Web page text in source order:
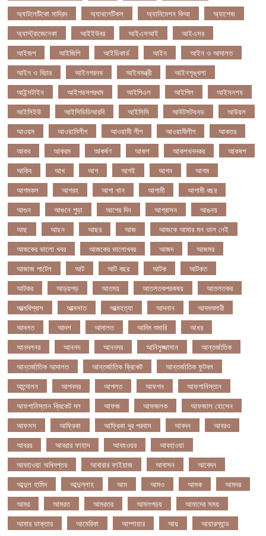
অ্যাটলেটিকো মাদ্রিদ
অ্যাথলেটিকস অ্যানিমেশন কিআ
অ্যাশেজ
অ্যাস্ট্রাজেনেকা
আইইউবর আইএসআই
আইএসর
আইজপ
আইজিপি আইডিকার্ড আইন
আইন ও আদালত
আইন ও বিচার
আইনগরনথ আইনমন্ত্রী
আইনশৃঙ্খলা
আইন্সটাইন
আইপডসপরথম আইপিএল আইপিল
আইসনশয
আইসিইউ
আইসিডিডিআরবি আইসিসি আউটসটযনড
আউয়ল
আওয়ম
আওয়ামিলীগ আওয়ামী লীগ আওয়ামীলীগ
আকতর
আকব
আকরম আকর্ষণ আকশ আকশখনদকর
আকষপ
আকিব
আখ আগ আগই আগন
আগম
আগমকল
আগরহ আগা খান আগামী
আগামী বছর
আগুন
আগুনে পুড়া আগের দিন আগ্রাসন
আঙনয়
আছ
আছন আছর আজ
আজকে আমার মন ভাল নেই
আজকের ভালো খবর
আজকের ভালোখবর আজদ
আজমর
আজাজ পাটেল
আট আট বছর আটক
আটকত
আটকর
আড়য়পড় আতময় আতলতকপরকষয়
আতলতকর
আত্মবিশ্বাস
আত্মসাত আত্মহত্যা আদনান
আদমশুমারী
আদলত
আদশ আদালত আদিম শুমারি
আধর
আনদলনর
আননদ আননদর আনিসুজ্জামান
আন্তর্জাতিক
আন্তর্জাতিক আদালত
আন্তর্জাতিক ক্রিকেট
আন্তর্জাতিক ফুটবল
আন্দোলন
আপনদর আপলত আফগন
আফগানিস্তান
আফগানিস্তান ক্রিকেট দল
আফজ আফজলক
আফজাল হোসেন
আফসস
আফ্রিকা আফ্রিকা দূর পরবাস আবদন
আবরও
আবরর
আবরার ফাহাদ আবহওয়র
আবহাওয়া
আবহাওয়া অধিদপ্তর
আবারার ফাইয়াজ আবাসন
আবেদন
আব্দুল হামিদ
আব্দুল্লাহ আম আমও আমক
আমদর
আমর
আমরত আমরতর আমলপড়য়
আমাদের সময়
আমার ডাক্তার
আমেরিকা আম্পায়ার আয়
আয়ারল্যান্ড